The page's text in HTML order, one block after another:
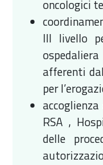
oncologici
III livello
afferenti
per
RSA ,
delle